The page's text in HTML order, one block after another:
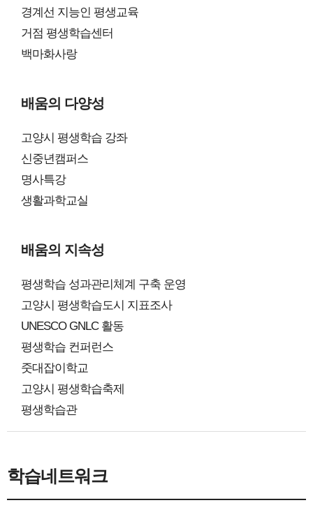
경계선 지능인 평생교육
거점 평생학습센터
백마화사랑
배움의 다양성
고양시 평생학습 강좌
신중년캠퍼스
명사특강
생활과학교실
배움의 지속성
평생학습 성과관리체계 구축 운영
고양시 평생학습도시 지표조사
UNESCO GNLC 활동
평생학습 컨퍼런스
줏대잡이학교
고양시 평생학습축제
평생학습관
학습네트워크